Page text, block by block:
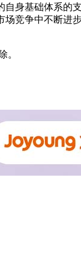
身基础体系的
竞争中不断进步
。